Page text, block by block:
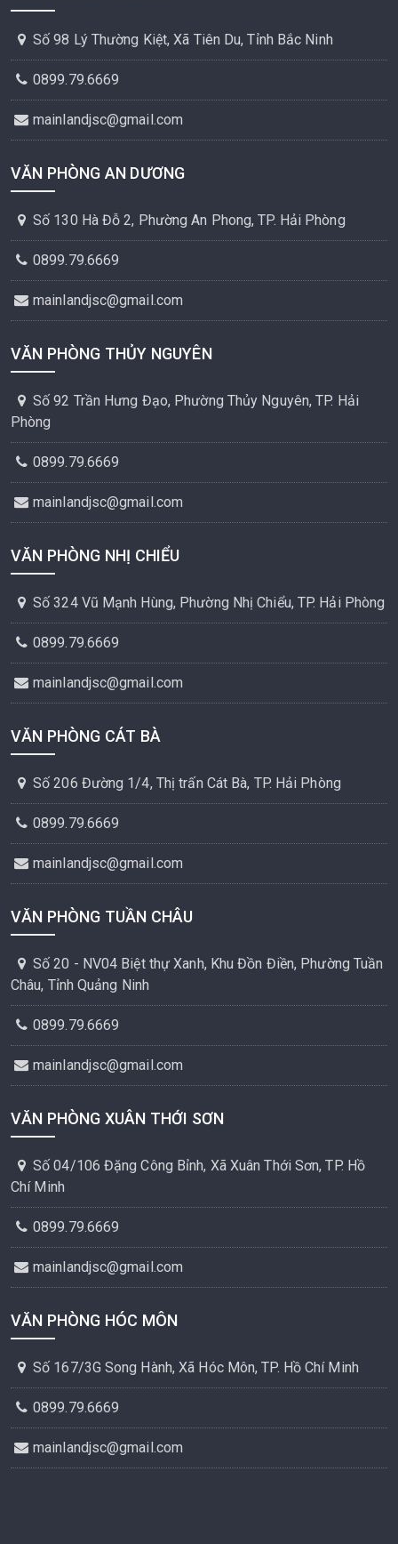
Số 98 Lý Thường Kiệt, Xã Tiên Du, Tỉnh Bắc Ninh
0899.79.6669
mainlandjsc@gmail.com
VĂN PHÒNG AN DƯƠNG
Số 130 Hà Đỗ 2, Phường An Phong, TP. Hải Phòng
0899.79.6669
mainlandjsc@gmail.com
VĂN PHÒNG THỦY NGUYÊN
Số 92 Trần Hưng Đạo, Phường Thủy Nguyên, TP. Hải
Phòng
0899.79.6669
mainlandjsc@gmail.com
VĂN PHÒNG NHỊ CHIỂU
Số 324 Vũ Mạnh Hùng, Phường Nhị Chiểu, TP. Hải Phòng
0899.79.6669
mainlandjsc@gmail.com
VĂN PHÒNG CÁT BÀ
Số 206 Đường 1/4, Thị trấn Cát Bà, TP. Hải Phòng
0899.79.6669
mainlandjsc@gmail.com
VĂN PHÒNG TUẦN CHÂU
Số 20 - NV04 Biệt thự Xanh, Khu Đồn Điền, Phường Tuần
Châu, Tỉnh Quảng Ninh
0899.79.6669
mainlandjsc@gmail.com
VĂN PHÒNG XUÂN THỚI SƠN
Số 04/106 Đặng Công Bỉnh, Xã Xuân Thới Sơn, TP. Hồ
Chí Minh
0899.79.6669
mainlandjsc@gmail.com
VĂN PHÒNG HÓC MÔN
Số 167/3G Song Hành, Xã Hóc Môn, TP. Hồ Chí Minh
0899.79.6669
mainlandjsc@gmail.com